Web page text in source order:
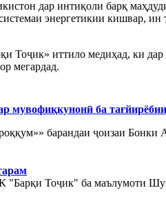
дар интиқоли барқ
энергетикии кишвар, ин
Тоҷик» иттило медиҳад, ки
мегардад.
мувофиқкунонӣ ба
барандаи ҷоизаи Бонки
Тоҷик" ба маълумоти